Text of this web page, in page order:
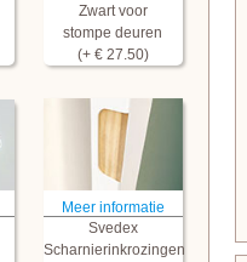
Zwart voor
stompe deuren
(+ € 27.50)
Meer informatie
Svedex
Scharnierinkrozingen